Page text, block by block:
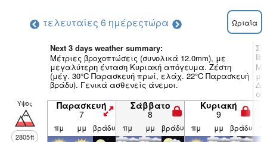
τελευταίες 6 ημέρεςτώρα Ωριαία
Next 3 days weather summary:
Μέτριες βροχοπτώσεις (συνολικά 12.0mm), με
μεγαλύτερη ένταση Κυριακή απόγευμα. Ζέστη
(μέγ. 30°C Παρασκευή πρωί, ελάχ. 22°C Παρασκευή
βράδυ). Γενικά ασθενείς άνεμοι.
Υψος
2805ft
Παρασκευή
7
Σάββατο
8
Κυριακή
9
πμ μμ βράδυ πμ μμ βράδυ πμ μμ βράδυ